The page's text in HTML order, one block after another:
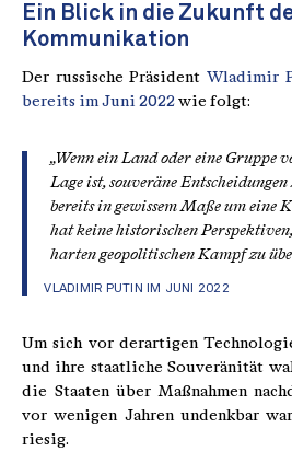
Ein Blick in die Zukunft
Kommunikation
Der russische PräsidentWladimir
bereits im Juni 2022 wie folgt:
„Wenn ein Land oder eine Gruppe
Lage ist, souveräne
bereits in gewissem Maße um eine
hat keine historischen
harten geopolitischen Kampf zu
VLADIMIR PUTIN IM JUNI 2022
Um sich vor derartigen
und ihre staatliche Souveränität
die Staaten über Maßnahmen
vor wenigen Jahren undenkbar
riesig.